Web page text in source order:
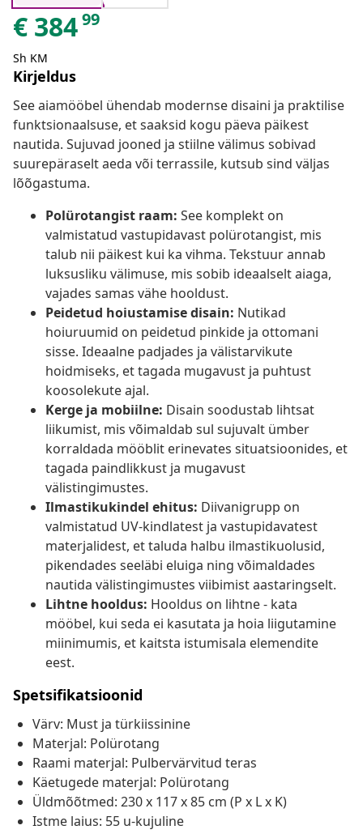
€ 38499
Sh KM
Kirjeldus
See aiamööbel ühendab modernse disaini ja praktilise
funktsionaalsuse, et saaksid kogu päeva päikest
nautida. Sujuvad jooned ja stiilne välimus sobivad
suurepäraselt aeda või terrassile, kutsub sind väljas
lõõgastuma.
Polürotangist raam: See komplekt on
valmistatud vastupidavast polürotangist, mis
talub nii päikest kui ka vihma. Tekstuur annab
luksusliku välimuse, mis sobib ideaalselt aiaga,
vajades samas vähe hooldust.
Peidetud hoiustamise disain: Nutikad
hoiuruumid on peidetud pinkide ja ottomani
sisse. Ideaalne padjades ja välistarvikute
hoidmiseks, et tagada mugavust ja puhtust
koosolekute ajal.
Kerge ja mobiilne: Disain soodustab lihtsat
liikumist, mis võimaldab sul sujuvalt ümber
korraldada mööblit erinevates situatsioonides, et
tagada paindlikkust ja mugavust
välistingimustes.
Ilmastikukindel ehitus: Diivanigrupp on
valmistatud UV-kindlatest ja vastupidavatest
materjalidest, et taluda halbu ilmastikuolusid,
pikendades seeläbi eluiga ning võimaldades
nautida välistingimustes viibimist aastaringselt.
Lihtne hooldus: Hooldus on lihtne - kata
mööbel, kui seda ei kasutata ja hoia liigutamine
miinimumis, et kaitsta istumisala elemendite
eest.
Spetsifikatsioonid
Värv: Must ja türkiissinine
Materjal: Polürotang
Raami materjal: Pulbervärvitud teras
Käetugede materjal: Polürotang
Üldmõõtmed: 230 x 117 x 85 cm (P x L x K)
Istme laius: 55 u-kujuline